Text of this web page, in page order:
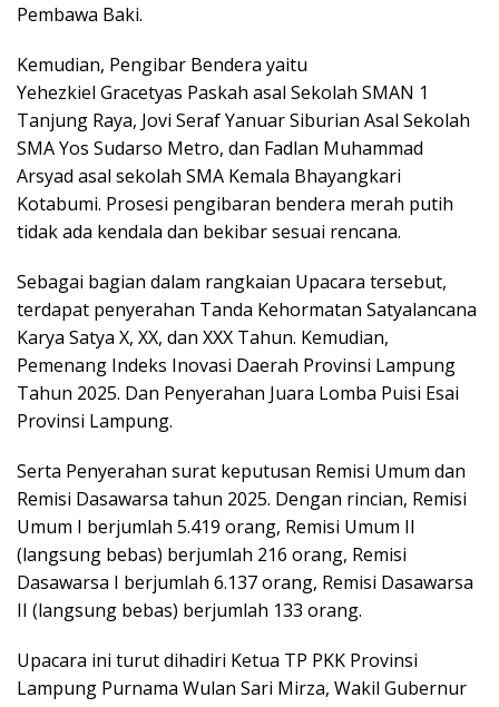
Pembawa Baki.
Kemudian, Pengibar Bendera yaitu
Yehezkiel Gracetyas Paskah asal Sekolah SMAN 1
Tanjung Raya, Jovi Seraf Yanuar Siburian Asal Sekolah
SMA Yos Sudarso Metro, dan Fadlan Muhammad
Arsyad asal sekolah SMA Kemala Bhayangkari
Kotabumi. Prosesi pengibaran bendera merah putih
tidak ada kendala dan bekibar sesuai rencana.
Sebagai bagian dalam rangkaian Upacara tersebut,
terdapat penyerahan Tanda Kehormatan Satyalancana
Karya Satya X, XX, dan XXX Tahun. Kemudian,
Pemenang Indeks Inovasi Daerah Provinsi Lampung
Tahun 2025. Dan Penyerahan Juara Lomba Puisi Esai
Provinsi Lampung.
Serta Penyerahan surat keputusan Remisi Umum dan
Remisi Dasawarsa tahun 2025. Dengan rincian, Remisi
Umum I berjumlah 5.419 orang, Remisi Umum II
(langsung bebas) berjumlah 216 orang, Remisi
Dasawarsa I berjumlah 6.137 orang, Remisi Dasawarsa
II (langsung bebas) berjumlah 133 orang.
Upacara ini turut dihadiri Ketua TP PKK Provinsi
Lampung Purnama Wulan Sari Mirza, Wakil Gubernur